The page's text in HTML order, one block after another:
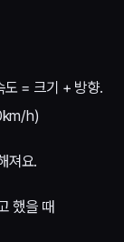
= 크기 + 방향.
h)
져요.
했을 때